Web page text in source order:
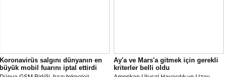
Koronavirüs salgını dünyanın en
büyük mobil fuarını iptal ettirdi
Ay'a ve Mars'a gitmek için gerekli
kriterler belli oldu